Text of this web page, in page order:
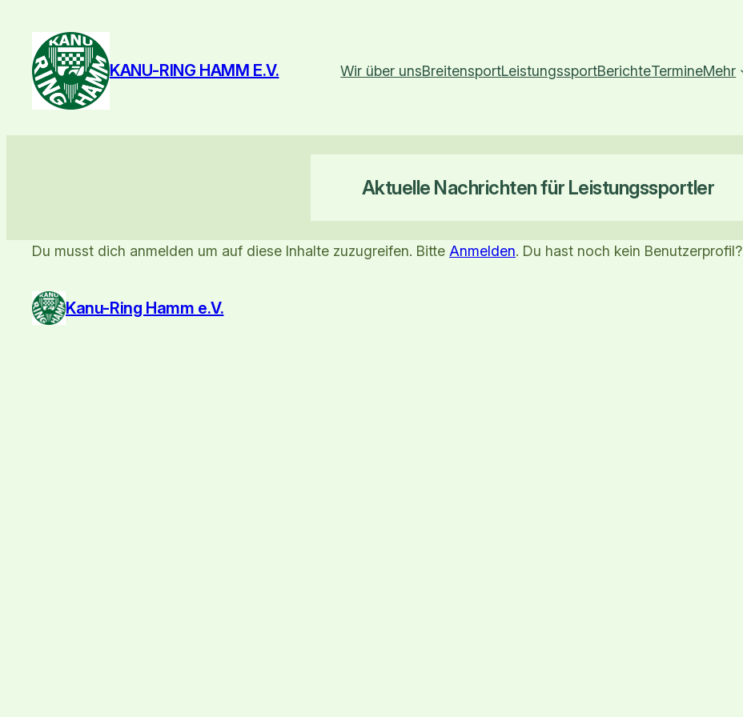
springen
KANU-RING HAMM E.V. Wir über unsBreitensportLeistungssportBerichteTermineMehr
Aktuelle Nachrichten für Leistungssportler
Du musst dich anmelden um auf diese Inhalte zuzugreifen. Bitte Anmelden. Du hast noch kein Benutzerprofil?
Kanu-Ring Hamm e.V.